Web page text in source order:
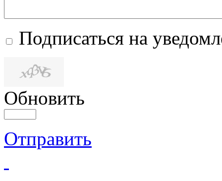
Подписаться на
Обновить
Отправить